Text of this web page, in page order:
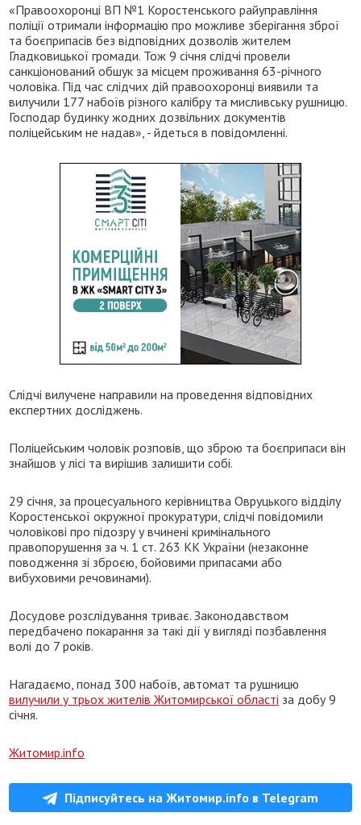
«Правоохоронці ВП №1 Коростенського райуправління
поліції отримали інформацію про можливе зберігання зброї
та боєприпасів без відповідних дозволів жителем
Гладковицької громади. Тож 9 січня слідчі провели
санкціонований обшук за місцем проживання 63-річного
чоловіка. Під час слідчих дій правоохоронці виявили та
вилучили 177 набоїв різного калібру та мисливську рушницю.
Господар будинку жодних дозвільних документів
поліцейським не надав», - йдеться в повідомленні.
Слідчі вилучене направили на проведення відповідних
експертних досліджень.
Поліцейським чоловік розповів, що зброю та боєприпаси він
знайшов у лісі та вирішив залишити собі.
29 січня, за процесуального керівництва Овруцького відділу
Коростенської окружної прокуратури, слідчі повідомили
чоловікові про підозру у вчинені кримінального
правопорушення за ч. 1 ст. 263 КК України (незаконне
поводження зі зброєю, бойовими припасами або
вибуховими речовинами).
Досудове розслідування триває. Законодавством
передбачено покарання за такі дії у вигляді позбавлення
волі до 7 років.
Нагадаємо, понад 300 набоїв, автомат та рушницю
вилучили у трьох жителів Житомирської області за добу 9
січня.
Житомир.info
Підписуйтесь на Житомир.info в Telegram